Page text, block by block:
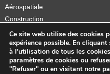
Aérospatiale
Construction
Orthèses et prothèses
Startups
Ce site web utilise des cookies
expérience possible. En
à l'utilisation de tous les
paramètres de cookies ou
"Refuser" ou en visitant notre